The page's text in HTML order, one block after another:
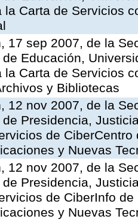
la Carta de Servicios
17 sep 2007, de la
Educación,
la Carta de Servicios
y Bibliotecas
12 nov 2007, de la
Presidencia,
de
y Nuevas
12 nov 2007, de la
Presidencia,
de CiberInfo
y Nuevas